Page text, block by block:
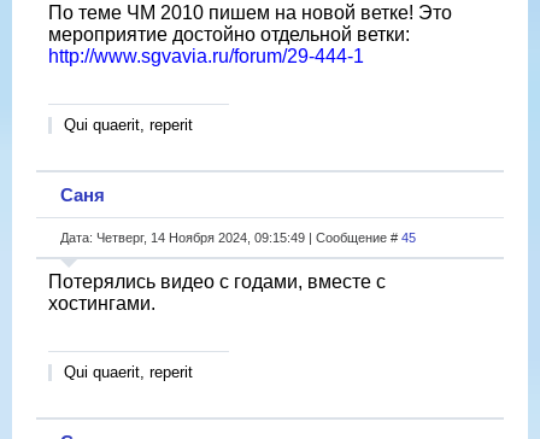
По теме ЧМ 2010 пишем на новой ветке! Это
мероприятие достойно отдельной ветки:
http://www.sgvavia.ru/forum/29-444-1
Qui quaerit, reperit
Саня
Дата: Четверг, 14 Ноября 2024, 09:15:49 | Сообщение # 45
Потерялись видео с годами, вместе с
хостингами.
Qui quaerit, reperit